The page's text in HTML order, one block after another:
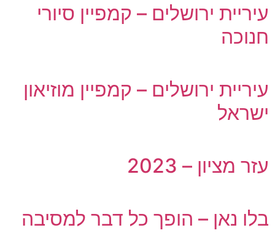
עיריית ירושלים – קמפיין סיורי
חנוכה
עיריית ירושלים – קמפיין מוזיאון
ישראל
עזר מציון – 2023
בלו נאן – הופך כל דבר למסיבה